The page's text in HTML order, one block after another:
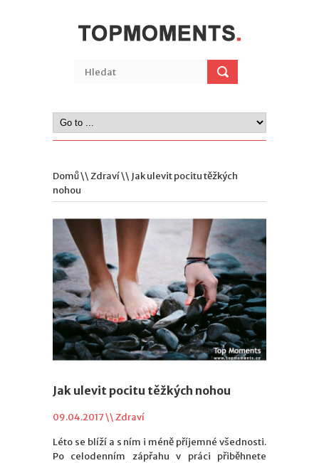
Domů\\Zdraví\\ Jak ulevit pocitu těžkých
nohou
Jak ulevit pocitu těžkých nohou
09.04.2017 \\Zdraví
Léto se blíží a s ním i méně příjemné všednosti.
Po celodenním zápřahu v práci přiběhnete